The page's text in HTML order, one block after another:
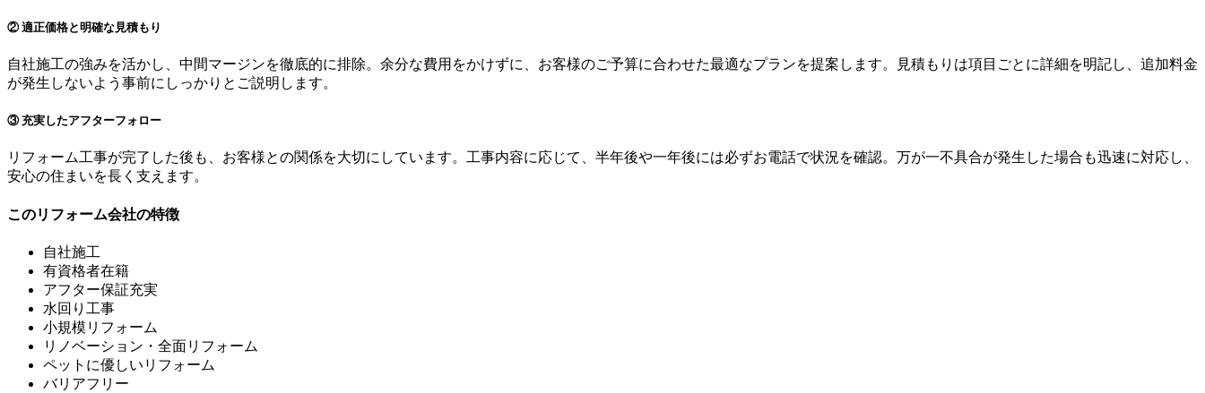
② 適正価格と明確な見積もり
自社施工の強みを活かし、中間マージンを徹底的に排除。余分な費用をかけずに、お客様のご予算に合わせた最適なプランを提案します。見積もりは項目ごとに詳細を明記し、追加料金
が発生しないよう事前にしっかりとご説明します。
③ 充実したアフターフォロー
リフォーム工事が完了した後も、お客様との関係を大切にしています。工事内容に応じて、半年後や一年後には必ずお電話で状況を確認。万が一不具合が発生した場合も迅速に対応し、
安心の住まいを長く支えます。
このリフォーム会社の特徴
自社施工
有資格者在籍
アフター保証充実
水回り工事
小規模リフォーム
リノベーション・全面リフォーム
ペットに優しいリフォーム
バリアフリー